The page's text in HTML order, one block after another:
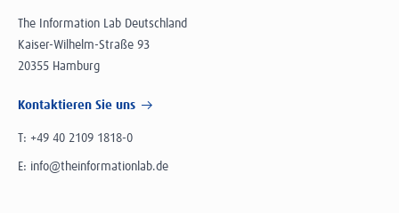
The Information Lab Deutschland
Kaiser-Wilhelm-Straße 93
20355 Hamburg
Kontaktieren Sie uns
T: +49 40 2109 1818-0
E: info@theinformationlab.de